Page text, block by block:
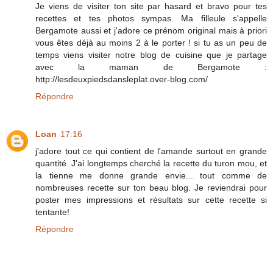
Je viens de visiter ton site par hasard et bravo pour tes
recettes et tes photos sympas. Ma filleule s'appelle
Bergamote aussi et j'adore ce prénom original mais à priori
vous êtes déjà au moins 2 à le porter ! si tu as un peu de
temps viens visiter notre blog de cuisine que je partage
avec la maman de Bergamote :
http://lesdeuxpiedsdansleplat.over-blog.com/
Répondre
Loan 17:16
j'adore tout ce qui contient de l'amande surtout en grande
quantité. J'ai longtemps cherché la recette du turon mou, et
la tienne me donne grande envie... tout comme de
nombreuses recette sur ton beau blog. Je reviendrai pour
poster mes impressions et résultats sur cette recette si
tentante!
Répondre